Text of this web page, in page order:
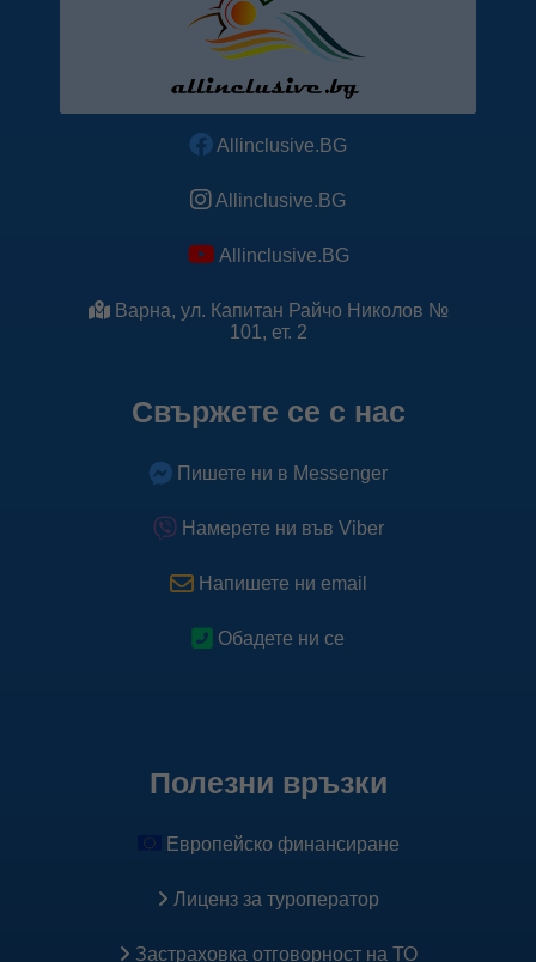
Allinclusive.BG
Allinclusive.BG
Allinclusive.BG
Варна, ул. Капитан Райчо Николов №
101, ет. 2
Свържете се с нас
Пишете ни в Messenger
Намерете ни във Viber
Напишете ни email
Обадете ни се
Полезни връзки
Европейско финансиране
Лиценз за туроператор
Застраховка oтговорност на ТО